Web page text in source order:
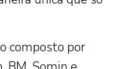
composto por